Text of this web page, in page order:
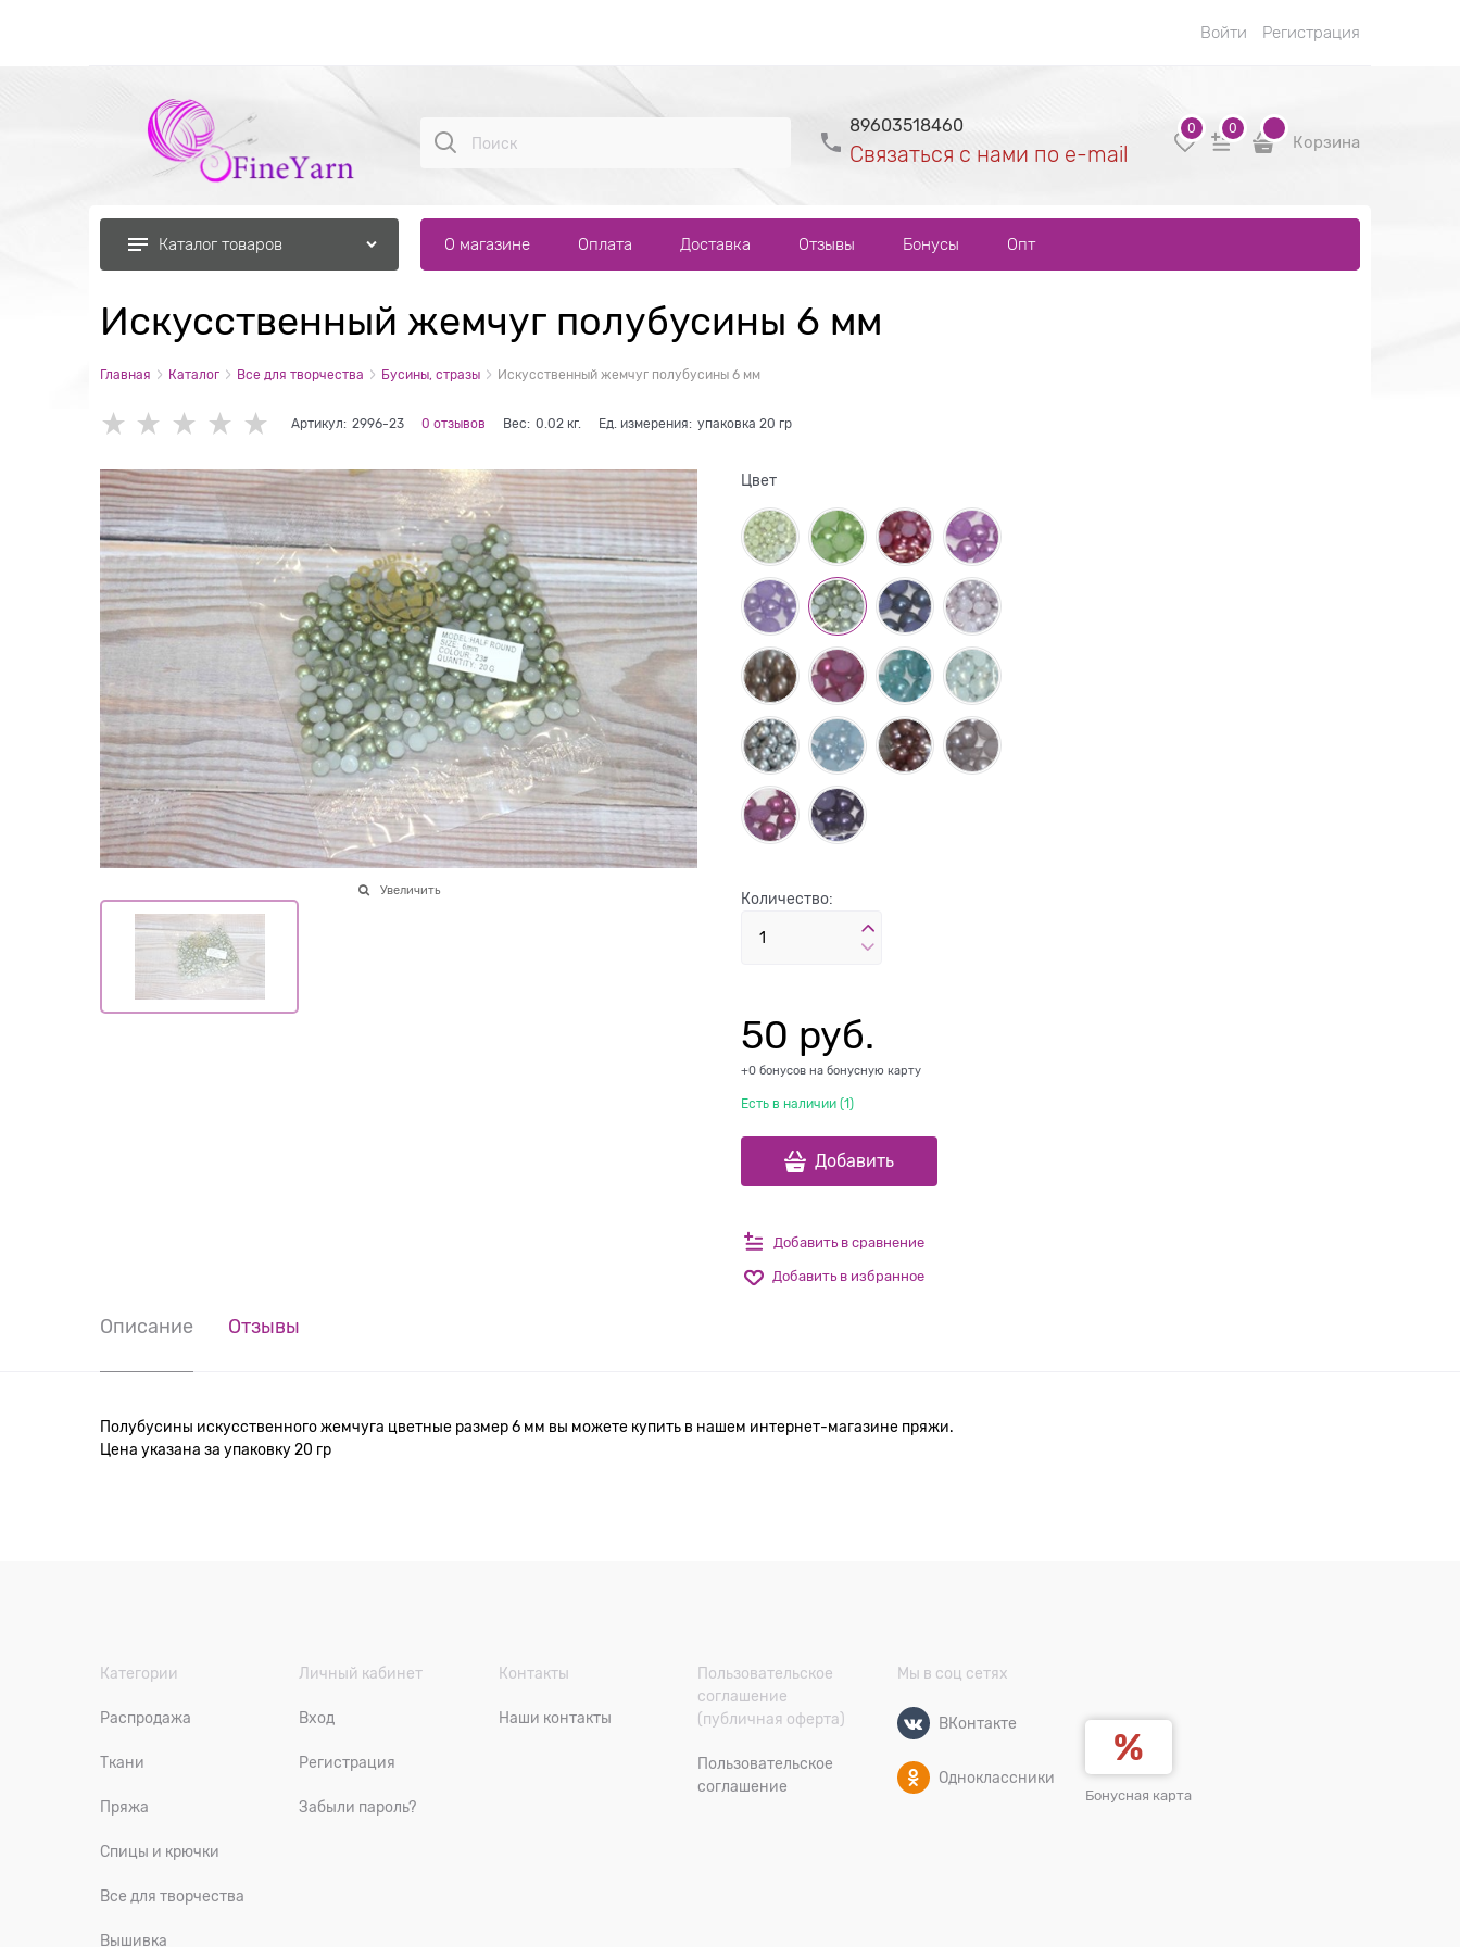
Войти Регистрация
89603518460
Связаться с нами по e-mail
0 0
Корзина
Каталог товаров О магазине Оплата Доставка Отзывы Бонусы Опт
Искусственный жемчуг полубусины 6 мм
Главная Каталог Все для творчества Бусины, стразы Искусственный жемчуг полубусины 6 мм
Артикул: 2996-23 0 отзывов Вес: 0.02кг. Ед. измерения: упаковка 20 гр
Увеличить
Цвет
Количество:
50 руб.
+0 бонусов на бонусную карту
Есть в наличии (1 )
Добавить
Добавить в сравнение
Добавить в избранное
Описание Отзывы
Полубусины искусственного жемчуга цветные размер 6 мм вы можете купить в нашем интернет-магазине пряжи.
Цена указана за упаковку 20 гр
Категории
Распродажа
Ткани
Пряжа
Спицы и крючки
Все для творчества
Вышивка
Личный кабинет
Вход
Регистрация
Забыли пароль?
Контакты
Наши контакты
Пользовательское
соглашение
(публичная оферта)
Пользовательское
соглашение
Мы в соц сетях
ВКонтакте
Одноклассники
Бонусная карта